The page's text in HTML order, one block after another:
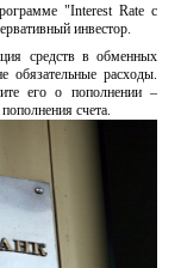
"Interest Rate с
инвестор.
средств в обменных
обязательные расходы.
его о пополнении –
счета.